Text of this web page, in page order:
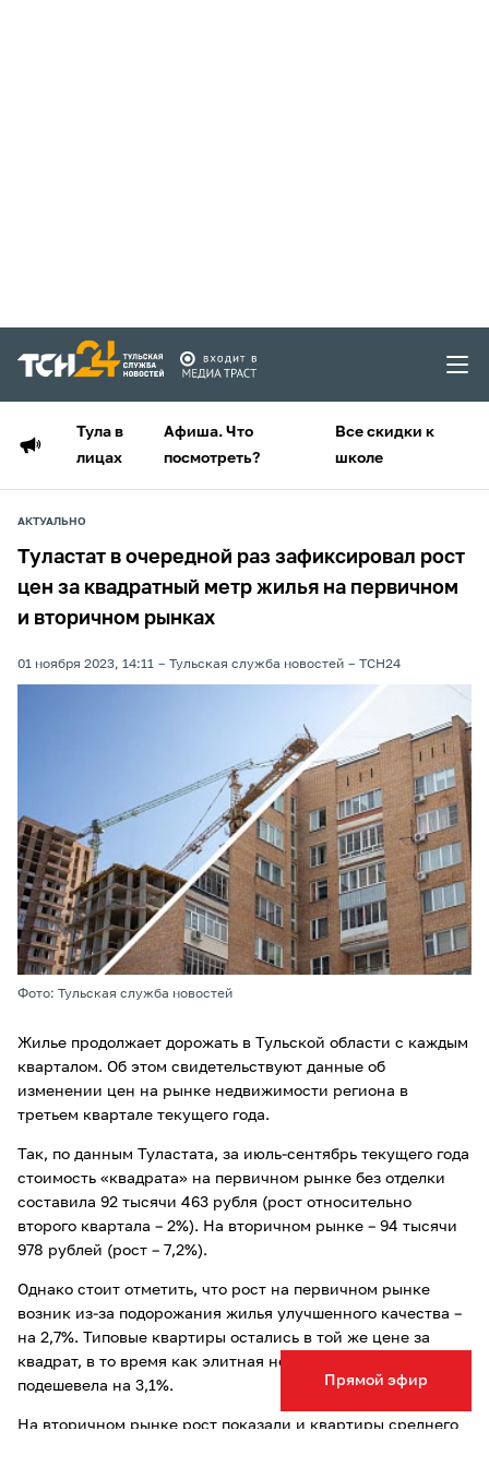
Тула в
лицах
Афиша. Что
посмотреть?
Все скидки к
школе
Прямой эфир
АКТУАЛЬНО
Туластат в очередной раз зафиксировал рост
цен за квадратный метр жилья на первичном
и вторичном рынках
01 ноября 2023, 14:11 Тульская служба новостей ТСН24
Фото: Тульская служба новостей
Жилье продолжает дорожать в Тульской области с каждым
кварталом. Об этом свидетельствуют данные об
изменении цен на рынке недвижимости региона в
третьем квартале текущего года.
Так, по данным Туластата, за июль-сентябрь текущего года
стоимость «квадрата» на первичном рынке без отделки
составила 92 тысячи 463 рубля (рост относительно
второго квартала – 2%). На вторичном рынке – 94 тысячи
978 рублей (рост – 7,2%).
Однако стоит отметить, что рост на первичном рынке
возник из-за подорожания жилья улучшенного качества –
на 2,7%. Типовые квартиры остались в той же цене за
квадрат, в то время как элитная недвижимость, наоборот,
подешевела на 3,1%.
На вторичном рынке рост показали и квартиры среднего